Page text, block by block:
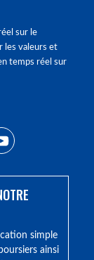
sur le
les valeurs et
temps réel sur
simple
ainsi